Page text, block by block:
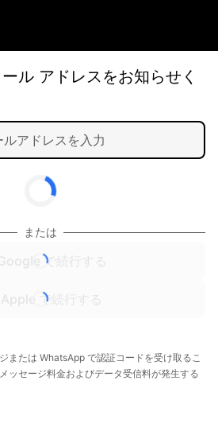
ル アドレスをお知らせく
または
Google で続行する
Apple で続行する
または WhatsApp で認証コードを受け取るこ
ッセージ料金およびデータ受信料が発生する